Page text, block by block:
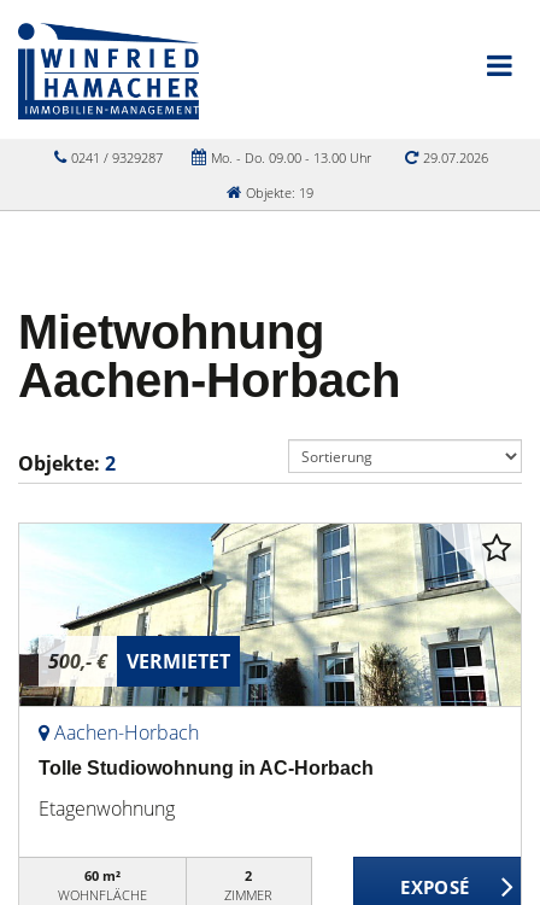
0241 / 9329287 Mo. - Do. 09.00 - 13.00 Uhr
29.07.2026
Objekte: 19
Mietwohnung
Aachen-Horbach
Objekte: 2
500,- € VERMIETET
Aachen-Horbach
Tolle Studiowohnung in AC-Horbach
Etagenwohnung
60 m²
WOHNFLÄCHE
2
ZIMMER